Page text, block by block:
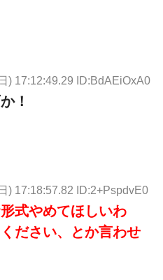
) 17:12:49.29 ID:BdAEiOxA0
！
) 17:18:57.82 ID:2+PspdvE0
式やめてほしいわ
ださい、とか言わせ